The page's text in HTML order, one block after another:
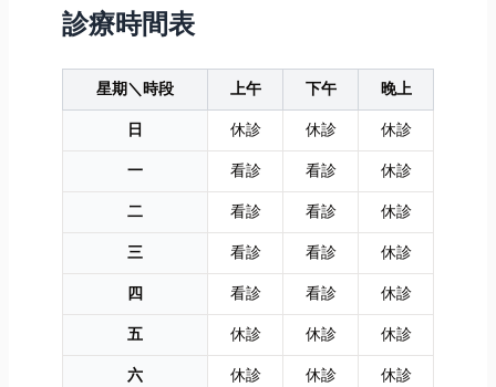
診療時間表
星期＼時段 上午 下午
晚上
日
休診 休診
休診
一
看診 看診
休診
二
看診 看診
休診
三
看診 看診
休診
四
看診 看診
休診
五
休診 休診
休診
六
休診 休診 休診